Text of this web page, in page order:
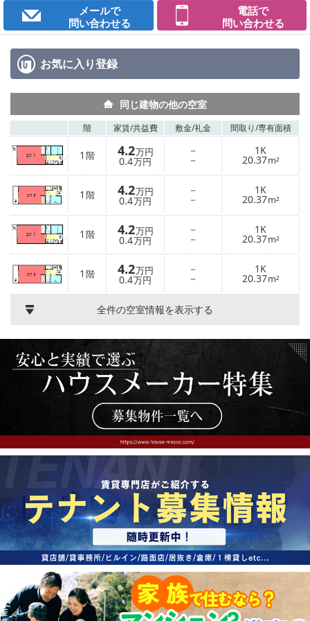
メールで
問い合わせる
電話で
問い合わせる
お気に入り登録
同じ建物の他の空室
階 家賃/共益費 敷金/礼金 間取り/専有面積
1 階 4.2万円
0.4万円
－
－
1K
20.37m²
1 階 4.2万円
0.4万円
－
－
1K
20.37m²
1 階 4.2万円
0.4万円
－
－
1K
20.37m²
1 階 4.2万円
0.4万円
－
－
1K
20.37m²
全件の空室情報を表示する